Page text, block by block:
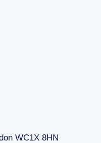
WC1X 8HN